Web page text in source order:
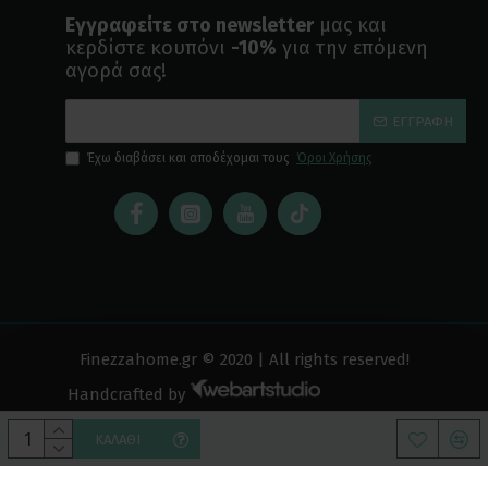
ΚΑΛΆΘΙ
Εγγραφείτε στο newsletter μας και
κερδίστε κουπόνι -10% για την επόμενη
αγορά σας!
ΕΓΓΡΑΦΉ
Έχω διαβάσει και αποδέχομαι τους Όροι Χρήσης
Finezzahome.gr © 2020 | All rights reserved!
Handcrafted by